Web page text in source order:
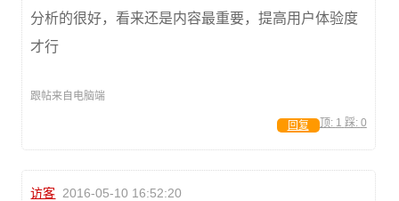
分析的很好，看来还是内容最重要，提高用户体验度
才行
跟帖来自电脑端
顶: 1 踩: 0
回复
访客 2016-05-10 16:52:20